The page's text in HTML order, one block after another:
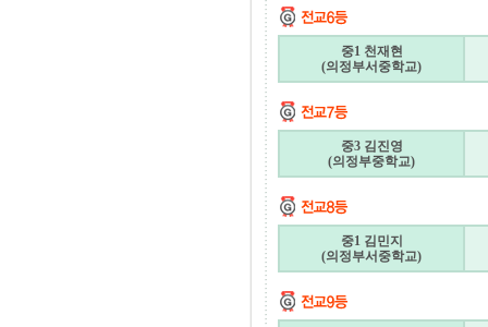
중1 천재현
(의정부서중학교)
중3 김진영
(의정부중학교)
중1 김민지
(의정부서중학교)